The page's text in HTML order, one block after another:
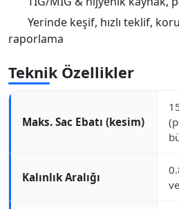
Yerinde keşif, hızlı teklif,
raporlama
Teknik Özellikler
Maks. Sac Ebatı (kesim)
Kalınlık Aralığı